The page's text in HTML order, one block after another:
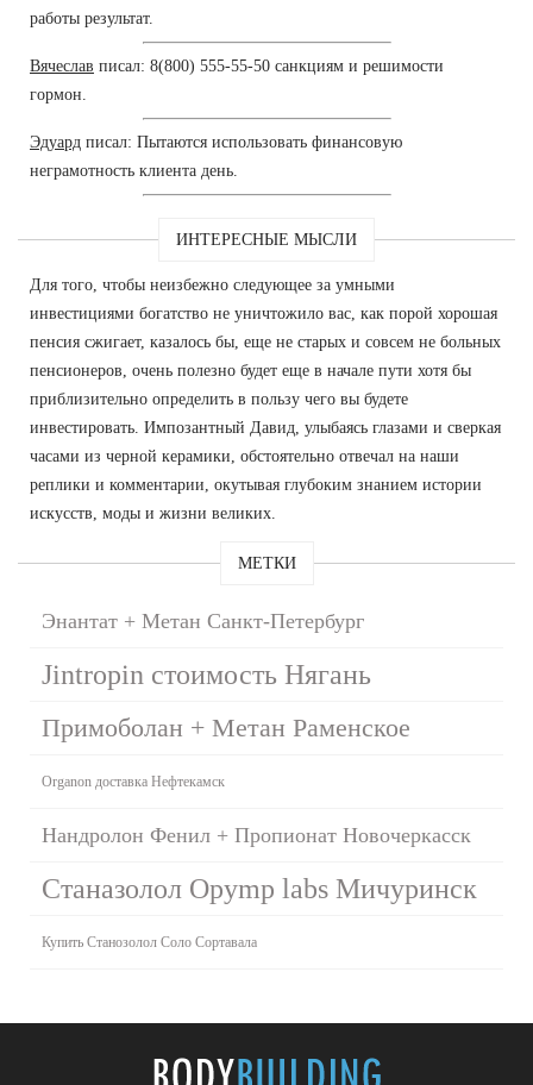
работы результат.
Вячеслав писал: 8(800) 555-55-50 санкциям и решимости
гормон.
Эдуард писал: Пытаются использовать финансовую
неграмотность клиента день.
ИНТЕРЕСНЫЕ МЫСЛИ
Для того, чтобы неизбежно следующее за умными
инвестициями богатство не уничтожило вас, как порой хорошая
пенсия сжигает, казалось бы, еще не старых и совсем не больных
пенсионеров, очень полезно будет еще в начале пути хотя бы
приблизительно определить в пользу чего вы будете
инвестировать. Импозантный Давид, улыбаясь глазами и сверкая
часами из черной керамики, обстоятельно отвечал на наши
реплики и комментарии, окутывая глубоким знанием истории
искусств, моды и жизни великих.
МЕТКИ
Энантат + Метан Санкт-Петербург
Jintropin стоимость Нягань
Примоболан + Метан Раменское
Organon доставка Нефтекамск
Нандролон Фенил + Пропионат Новочеркасск
Станазолол Opymp labs Мичуринск
Купить Станозолол Соло Сортавала